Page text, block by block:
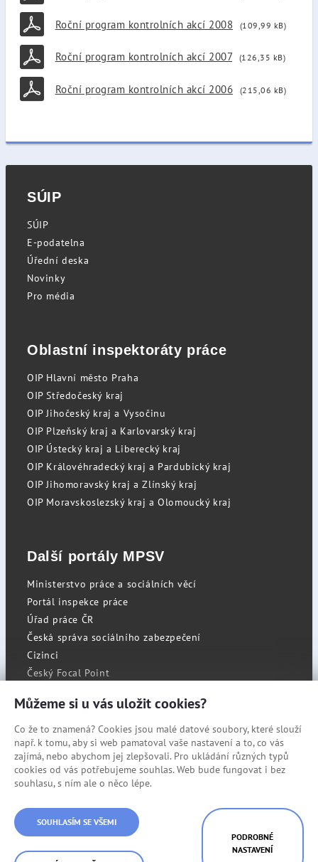
Roční program kontrolních akcí 2008 (109,99 kB)
Roční program kontrolních akcí 2007 (126,35 kB)
Roční program kontrolních akcí 2006 (215,06 kB)
SÚIP
SÚIP
E-podatelna
Úřední deska
Novinky
Pro média
Oblastní inspektoráty práce
OIP Hlavní město Praha
OIP Středočeský kraj
OIP Jihočeský kraj a Vysočinu
OIP Plzeňský kraj a Karlovarský kraj
OIP Ústecký kraj a Liberecký kraj
OIP Královéhradecký kraj a Pardubický kraj
OIP Jihomoravský kraj a Zlínský kraj
OIP Moravskoslezský kraj a Olomoucký kraj
Další portály MPSV
Ministerstvo práce a sociálních věcí
Portál inspekce práce
Úřad práce ČR
Česká správa sociálního zabezpečení
Cizinci
Český Focal Point
RSS
Cookies
Prohlášení o přístupnosti
Mapa stránek
© Státní úřad inspekce práce
Můžeme si u vás uložit cookies?
Co že to znamená? Cookies jsou malé datové soubory, které slouží
např. k tomu, aby si web pamatoval vaše nastavení a to, co vás
zajímá, nebo abychom jej zlepšovali. Pro ukládání různých typů
cookies od vás potřebujeme souhlas. Web bude fungovat i bez
souhlasu, s ním ale o něco lépe.
SOUHLASÍM SE VŠEMI
PODROBNÉ
NASTAVENÍ